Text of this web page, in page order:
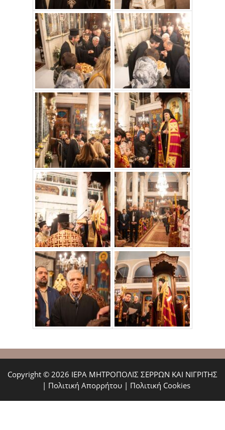
Copyright © 2026 ΙΕΡΑ ΜΗΤΡΟΠΟΛΙΣ ΣΕΡΡΩΝ ΚΑΙ ΝΙΓΡΙΤΗΣ
| Πολιτική Απορρήτου | Πολιτική Cookies